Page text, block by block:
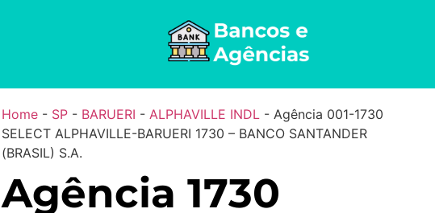
Home- SP- BARUERI - ALPHAVILLE INDL - Agência 001-1730
SELECT ALPHAVILLE-BARUERI 1730 – BANCO SANTANDER
(BRASIL) S.A.
Agência 1730